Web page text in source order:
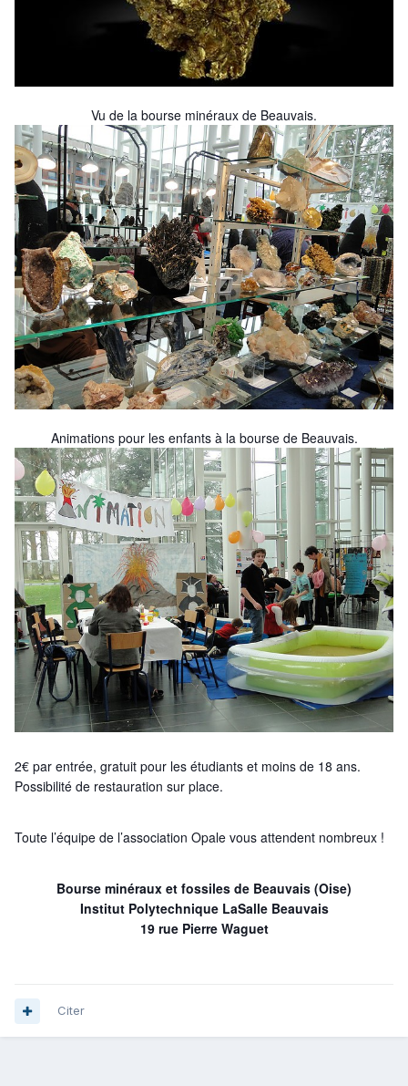
Vu de la bourse minéraux de Beauvais.
Animations pour les enfants à la bourse de Beauvais.
2€ par entrée, gratuit pour les étudiants et moins de 18 ans.
Possibilité de restauration sur place.
Toute l’équipe de l’association Opale vous attendent nombreux !
Bourse minéraux et fossiles de Beauvais (Oise)
Institut Polytechnique LaSalle Beauvais
19 rue Pierre Waguet
Citer